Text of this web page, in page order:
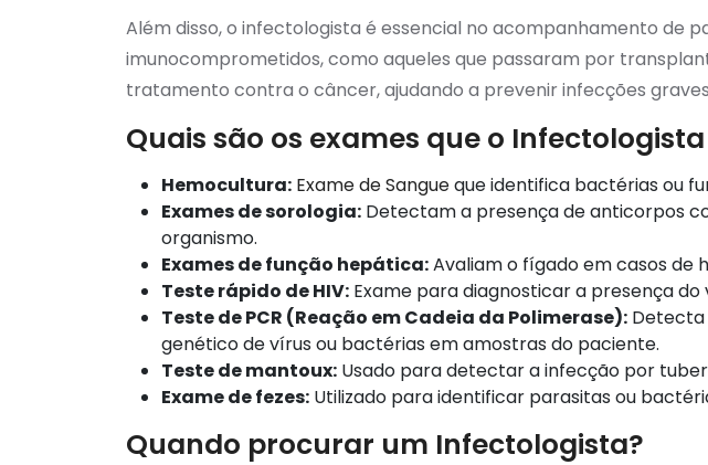
Além disso, o infectologista é essencial no acompanhamento de
imunocomprometidos, como aqueles que passaram por
tratamento contra o câncer, ajudando a prevenir infecções
Quais são os exames que o
Hemocultura: Exame de Sangueque identifica bactérias ou
Exames de sorologia: Detectam a presença de anticorpos
organismo.
Exames de função hepática:Avaliam o fígado em casos de
Teste rápido de HIV: Exame para diagnosticar a presença do
Teste de PCR (Reação em Cadeia da Polimerase): Detecta
genético de vírus ou bactérias em amostras do paciente.
Teste de mantoux: Usado para detectar a infecção por
Exame de fezes: Utilizado para identificar parasitas ou
Quando procurar um Infectologista?